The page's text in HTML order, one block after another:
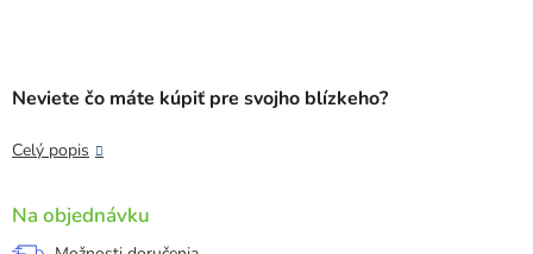
Neviete čo máte kúpiť pre svojho blízkeho?
Celý popis
Na objednávku